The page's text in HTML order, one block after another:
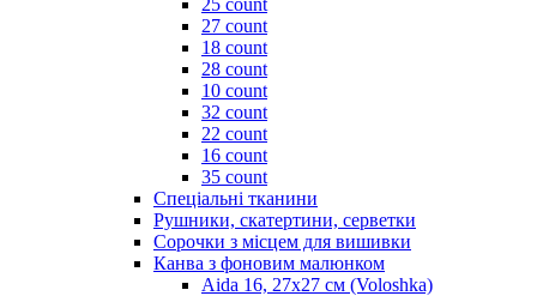
27 count
18 count
28 count
10 count
32 count
22 count
16 count
35 count
Спеціальні тканини
Рушники, скатертини, серветки
Сорочки з місцем для вишивки
Канва з фоновим малюнком
Aida 16, 27х27 см (Voloshka)